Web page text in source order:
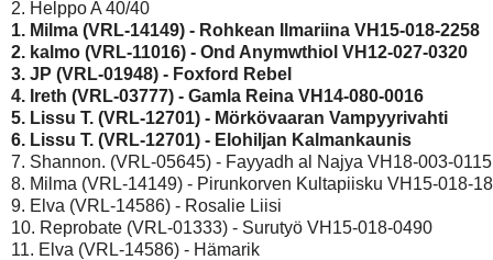
1. Milma (VRL-14149) - Rohkean Ilmariina VH15-018-2258
2. kalmo (VRL-11016) - Ond Anymwthiol VH12-027-0320
3. JP (VRL-01948) - Foxford Rebel
4. Ireth (VRL-03777) - Gamla Reina VH14-080-0016
5. Lissu T. (VRL-12701) - Mörkövaaran Vampyyrivahti
6. Lissu T. (VRL-12701) - Elohiljan Kalmankaunis
7. Shannon. (VRL-05645) - Fayyadh al Najya VH18-003-0115
8. Milma (VRL-14149) - Pirunkorven Kultapiisku VH15-018-
9. Elva (VRL-14586) - Rosalie Liisi
10. Reprobate (VRL-01333) - Surutyö VH15-018-0490
11. Elva (VRL-14586) - Hämarik